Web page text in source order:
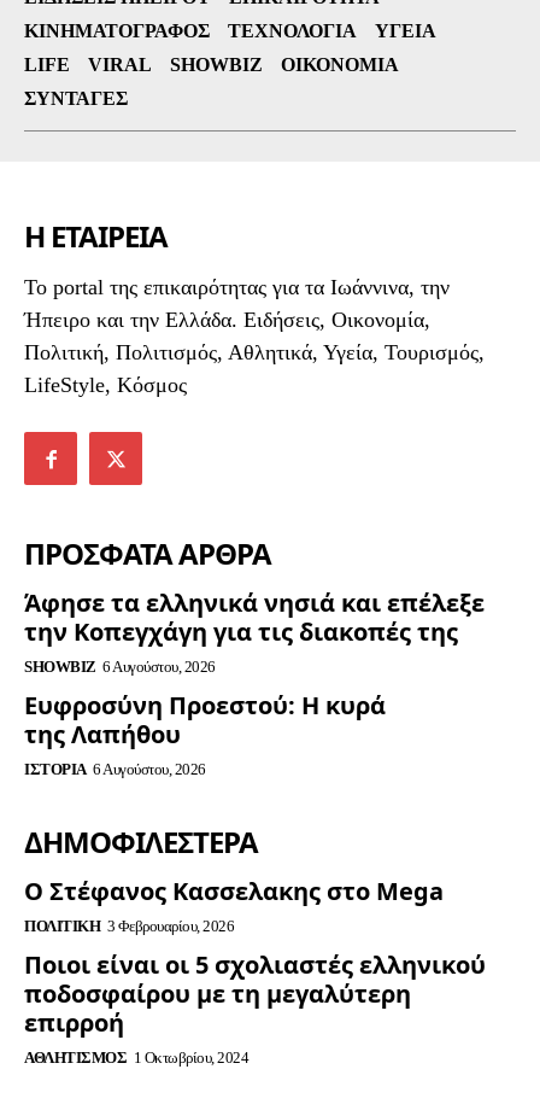
ΚΙΝΗΜΑΤΟΓΡΆΦΟΣ
ΤΕΧΝΟΛΟΓΊΑ
ΥΓΕΊΑ
LIFE
VIRAL SHOWBIZ
ΟΙΚΟΝΟΜΊΑ
ΣΥΝΤΑΓΈΣ
Η ΕΤΑΙΡΕΙΑ
To portal της επικαιρότητας για τα Ιωάννινα, την
Ήπειρο και την Ελλάδα. Ειδήσεις, Οικονομία,
Πολιτική, Πολιτισμός, Αθλητικά, Υγεία, Τουρισμός,
LifeStyle, Κόσμος
ΠΡΟΣΦΑΤΑ ΑΡΘΡΑ
Άφησε τα ελληνικά νησιά και επέλεξε
την Κοπεγχάγη για τις διακοπές της
SHOWBIZ 6 Αυγούστου, 2026
Ευφροσύνη Προεστού: Η κυρά
της Λαπήθου
ΙΣΤΟΡΊΑ 6 Αυγούστου, 2026
ΔΗΜΟΦΙΛΈΣΤΕΡΑ
Ο Στέφανος Κασσελακης στο Mega
ΠΟΛΙΤΙΚΉ 3 Φεβρουαρίου, 2026
Ποιοι είναι οι 5 σχολιαστές ελληνικού
ποδοσφαίρου με τη μεγαλύτερη
επιρροή
ΑΘΛΗΤΙΣΜΌΣ 1 Οκτωβρίου, 2024